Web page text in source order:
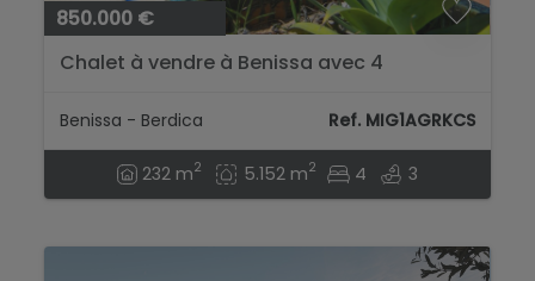
850.000 €
Chalet à vendre à Benissa avec 4
Benissa - Berdica Ref. MIG1AGRKCS
232 m2 5.152 m2 4 3